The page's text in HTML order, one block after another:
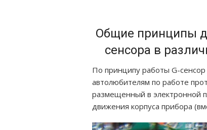
Общие принципы
сенсора в
По принципу работы G-
автолюбителям по работе
размещенный в электронной
движения корпуса прибора